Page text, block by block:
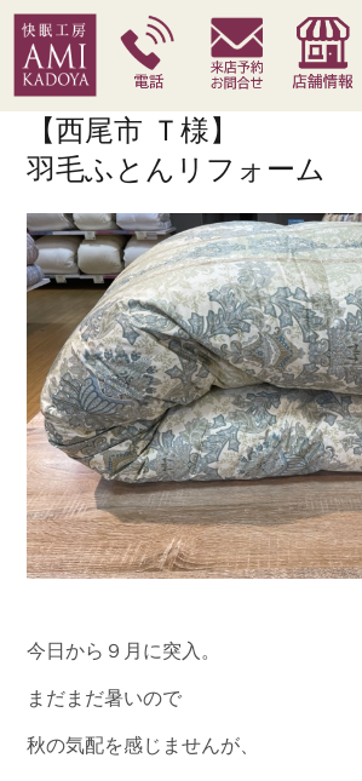
快眠枕 腰痛対策寝具 季節寝具
【西尾市 Ｔ様】
羽毛ふとんリフォーム
今日から９月に突入。
まだまだ暑いので
秋の気配を感じませんが、